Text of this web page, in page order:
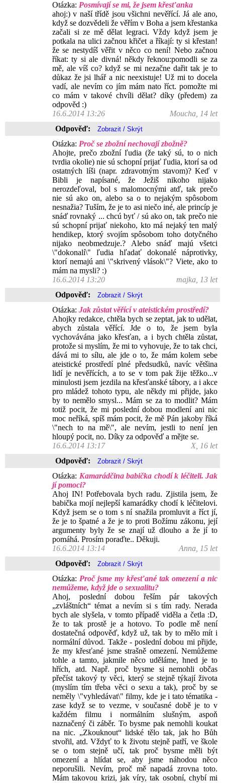
Otázka: Posmívají se mi, že jsem křesťanka
ahoj:) v naší třídě jsou všichni nevěřící. Já ale ano,
když se dozvědeli že věřím v Boha a jsem křestanka
začali si ze mě dělat legraci. Vždy když jsem je
potkala na ulici začnou křičet a říkají: ty si křestan!
že se nestydíš věřit v něco co není! Nebo začnou
říkat: ty si ale divná! někdy řeknou:pomodli se za
mě, ale víš co? když se mi nezačne dařit tak je to
důkaz že jsi lhář a nic neexistuje! Už mi to docela
vadí, ale nevím co jím mám nato říct. pomožte mi
co mám v takové chvíli dělat? díky (předem) za
odpověd :)
16.6.2014 13:26
Moucha, 14 let
Odpověď:
Otázka: Proč se zbožní nechovají zbožně?
Ahojte, prečo zbožní ľudia (že taký sú, to o nich
tvrdia okolie) nie sú schopní prijať ľudia, ktorí sa od
ostatných líši (napr. zdravotným stavom)? Keď v
Bibli je napísané, že Ježiš nikoho nijako
nerozdeľoval, bol s malomocnými atď, tak prečo
nie sú ako on, alebo sa o to nejakým spôsobom
nesnažia? Tuším, že je to asi niečo iné, ale princíp je
snáď rovnaký ... chcú byť / sú ako on, tak prečo nie
sú schopní prijať niekoho, kto má nejaký ten malý
hendikep, ktorý svojím spôsobom toho dotyčného
nijako neobmedzuje.? Alebo snáď majú všetci
\"dokonalí\" ľudia hľadať dokonalé náprotivky,
ktorí nemajú ani \"skrivený vlások\"? Viete, ako to
mám na mysli? :)
16.6.2014 13:20
majka, 13 let
Odpověď:
Otázka: Jak zůstat věřící v ateistickém prostředí?
Ahojky redakce, chtěla bych se zeptat, jak to udělat,
abych zůstala věřící. Jde o to, že jsem byla
vychovávána jako křesťan, a i bych chtěla zůstat,
protože si myslím, že mi to vyhovuje, že to tak chci,
dává mi to sílu, ale jde o to, že mám kolem sebe
ateistické prostředí plné předsudků, navíc většina
lidí je nevěřících, a to se v tom pak žije těžko...v
minulosti jsem jezdila na křesťanské tábory, a i akce
pro mládež tohoto typu, ale někdy mi přijde, jako
by to nemělo smysl... Mám se za to modlit? Mám
totiž pocit, že mi poslední dobou modlení ani nic
moc neříká, spíš mám pocit, že mě Pán jakoby říká
\"nech to na mě\", ale nevím, jestli to není jen
hloupý pocit, no. Díky za odpověď a mějte se.
16.6.2014 13:17
X, 16 let
Odpověď:
Otázka: Kamarádčina babička chodí k léčiteli. Jak
jí pomoci?
Ahoj IN! Potřebovala bych radu. Zjistila jsem, že
babička mojí nejlepší kamarádky chodí k léčitelovi.
Když jsem se o tom s ní snažila promluvit a říct jí,
že je to špatné a že je to proti Božímu zákonu, její
argumenty byly že se znají už dlouho a že jí to
pomáhá. Prosím poraďte.. Děkuji.
16.6.2014 13:14
Anna, 15 let
Odpověď:
Otázka: Proč jsme my křesťané tak omezení a nic
nemůžeme, když jde o sexualitu?
Ahoj, poslední dobou řeším pár takových
„zvláštních“ témat a nevím si s tím rady. Nerada
bych ale slyšela, v tomto případě viděla a četla :D,
že to tak prostě je a hotovo. To podle mě není
dostatečná odpověď, když už, tak by to mělo mít i
normální důvod. Takže - poslední dobou mi přijde,
že my křesťané jsme strašně omezení. Nemůžeme
tohle a tamto, jakmile něco uděláme, hned je to
hřích, atd. Např. proč bysme si nemohli občas
přečíst takový ty věci, který se stejně týkají života
(myslím tím třeba věci o sexu a tak), proč by se
neměly \"vyhledávat\" filmy, kde je i tato tématika -
zase když se to vezme, v současné době je to v
každém filmu i normálním slušným, aspoň
naznačený či záběr. To bysme pak nemohli koukat
na nic. „Zkouknout“ lidské tělo tak, jak ho Bůh
stvořil, atd. Vždyť to k životu stejně patří, ve škole
se o tom stejně učí, tak proč bysme měli být
omezení a hlídat se, aby jsme náhodou něco
neporušili. Nevím, proč mě napadá zrovna toto.
Mám takovou krizi, jak víry, tak osobní, chybí mi